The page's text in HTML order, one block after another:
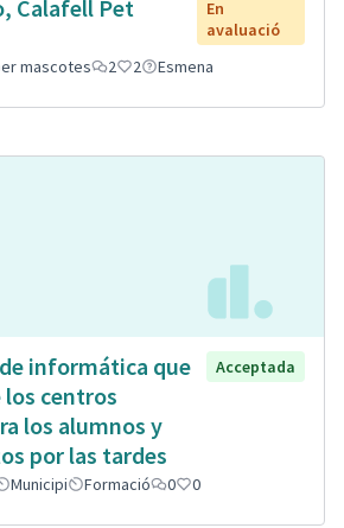
Calafell Pet
En
avaluació
mascotes 2 2 Esmena
informática que
los centros
los alumnos y
por las tardes
Acceptada
Municipi Formació 0 0